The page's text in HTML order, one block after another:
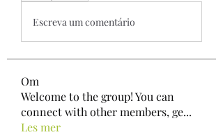
Escreva um comentário
Om
Welcome to the group! You can
connect with other members, ge...
Les mer